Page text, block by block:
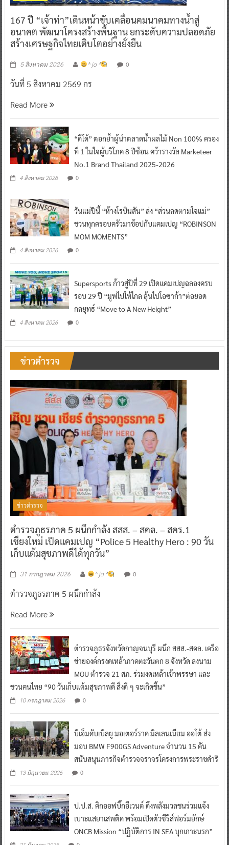
167 ปี “เจ้าท่า”เดินหน้าขับเคลื่อนคมนาคมทางน้ำสู่
อนาคต พัฒนาโครงสร้างพื้นฐาน ยกระดับความปลอดภัย
สร้างเศรษฐกิจไทยเติบโตอย่างยั่งยืน
5 สิงหาคม 2026 ^ jo ^ 0
วันที่ 5 สิงหาคม 2569 กร
Read More
“ดีโด้” ตอกย้ำผู้นำตลาดน้ำผลไม้ Non 100% ครอง
ที่ 1 ในใจผู้บริโภค 8 ปีซ้อน คว้ารางวัล Marketeer
No.1 Brand Thailand 2025-2026
4 สิงหาคม 2026 0
วันแม่ปีนี้ “ห้างโรบินสัน” ส่ง “ส่วนลดตามใจแม่”
ชวนทุกครอบครัวมาช้อปกับแคมเปญ “ROBINSON
MOM MOMENTS”
4 สิงหาคม 2026 0
Supersports ก้าวสู่ปีที่ 29 เปิดแคมเปญฉลองครบ
รอบ 29 ปี “มูฟไปให้ไกล ลุ้นไปโอซาก้า”ต่อยอด
กลยุทธ์ “Move to A New Height”
4 สิงหาคม 2026 0
ข่าวตำรวจ
ข่าวตำรวจ
ตำรวจภูธรภาค 5 ผนึกกำลัง สสส. – สคล. – สคร.1
เชียงใหม่ เปิดแคมเปญ “Police 5 Healthy Hero : 90 วัน
เก็บแต้มสุขภาพดีได้ทุกวัน”
31 กรกฎาคม 2026 ^ jo ^ 0
ตำรวจภูธรภาค 5 ผนึกกำลัง
Read More
ตำรวจภูธรจังหวัดกาญจนบุรี ผนึก สสส.-สคล. เครือ
ข่ายองค์กรงดเหล้าภาคตะวันตก 8 จังหวัด ลงนาม
MOU ตำรวจ 21 สภ. ร่วมงดเหล้าเข้าพรรษา และ
ชวนคนไทย “90 วันเก็บแต้มสุขภาพดี สิ่งดี ๆ จะเกิดขึ้น”
10 กรกฎาคม 2026 0
บีเอ็มดับเบิลยู มอเตอร์ราด มิลเลนเนียม ออโต้ ส่ง
มอบ BMW F900GS Adventure จำนวน 15 คัน
สนับสนุนภารกิจตำรวจจราจรโครงการพระราชดำริ
13 มิถุนายน 2026 0
ป.ป.ส. คิกออฟบิ๊กอีเวนต์ ดึงพลังมวลชนร่วมแจ้ง
เบาะแสยาเสพติด พร้อมเปิดตัวซีรีส์ฟอร์มยักษ์
ONCB Mission “ปฏิบัติการ IN SEA บุกเกาะนรก”